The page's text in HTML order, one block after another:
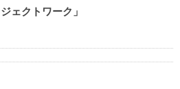
ジェクトワーク」